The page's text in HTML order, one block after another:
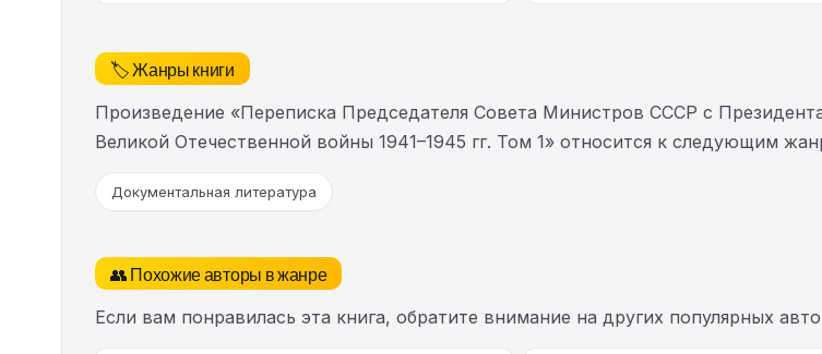
🏷️ Жанры книги
Произведение «Переписка Председателя Совета Министров СССР с
Великой Отечественной войны 1941–1945 гг. Том 1» относится к следующим
Документальная литература
👥 Похожие авторы в жанре
Если вам понравилась эта книга, обратите внимание на других популярных